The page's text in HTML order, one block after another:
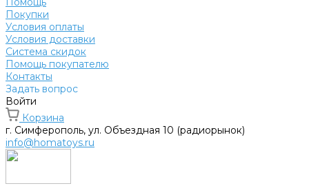
Покупки
Условия оплаты
Условия доставки
Система скидок
Помощь покупателю
Контакты
Задать вопрос
Войти
Корзина
г. Симферополь, ул. Объездная 10 (радиорынок)
info@homatoys.ru